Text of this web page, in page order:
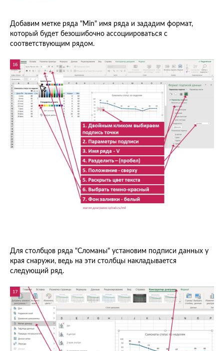
Добавим метке ряда "Min" имя ряда и зададим формат,
который будет безошибочно ассоциироваться с
соответствующим рядом.
Для столбцов ряда "Сломаны" установим подписи данных у
края снаружи, ведь на эти столбцы накладывается
следующий ряд.